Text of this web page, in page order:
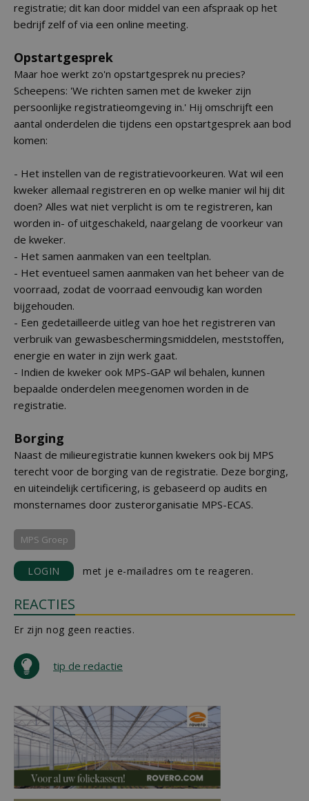
registratie; dit kan door middel van een afspraak op het
bedrijf zelf of via een online meeting.
Opstartgesprek
Maar hoe werkt zo'n opstartgesprek nu precies?
Scheepens: 'We richten samen met de kweker zijn
persoonlijke registratieomgeving in.' Hij omschrijft een
aantal onderdelen die tijdens een opstartgesprek aan bod
komen:
- Het instellen van de registratievoorkeuren. Wat wil een
kweker allemaal registreren en op welke manier wil hij dit
doen? Alles wat niet verplicht is om te registreren, kan
worden in- of uitgeschakeld, naargelang de voorkeur van
de kweker.
- Het samen aanmaken van een teeltplan.
- Het eventueel samen aanmaken van het beheer van de
voorraad, zodat de voorraad eenvoudig kan worden
bijgehouden.
- Een gedetailleerde uitleg van hoe het registreren van
verbruik van gewasbeschermingsmiddelen, meststoffen,
energie en water in zijn werk gaat.
- Indien de kweker ook MPS-GAP wil behalen, kunnen
bepaalde onderdelen meegenomen worden in de
registratie.
Borging
Naast de milieuregistratie kunnen kwekers ook bij MPS
terecht voor de borging van de registratie. Deze borging,
en uiteindelijk certificering, is gebaseerd op audits en
monsternames door zusterorganisatie MPS-ECAS.
MPS Groep
LOGIN met je e-mailadres om te reageren.
REACTIES
Er zijn nog geen reacties.
tip de redactie